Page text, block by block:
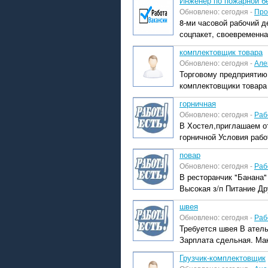
Обновлено: сегодня -
8-ми часовой рабочий
соцпакет,
комплектовщик товара
Обновлено: сегодня -
Торговому
комплектовщики товара
горничная
Обновлено: сегодня -
В Хостел,приглашаем
горничной Условия
повар
Обновлено: сегодня -
В ресторанчик
Высокая з/п Питание
швея
Обновлено: сегодня -
Требуется швея В
Зарплата сдельная.
Грузчик-комплектовщик